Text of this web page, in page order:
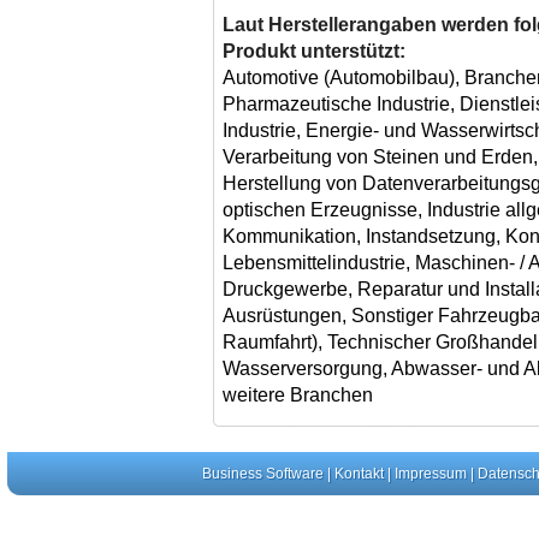
Laut Herstellerangaben werden
Produkt unterstützt:
Automotive (Automobilbau),
Pharmazeutische Industrie,
Industrie, Energie- und
Verarbeitung von Steinen und
Herstellung von
optischen Erzeugnisse, Industrie
Kommunikation, Instandsetzung,
Lebensmittelindustrie, Maschinen- /
Druckgewerbe, Reparatur und
Ausrüstungen, Sonstiger
Raumfahrt), Technischer
Wasserversorgung, Abwasser- und
weitere Branchen
Business Software| Kontakt| Impressum|